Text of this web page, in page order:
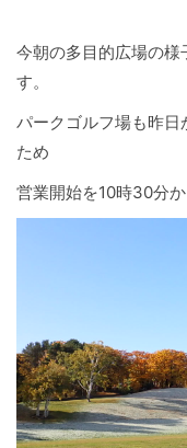
今朝の多目的広場の様
す。
パークゴルフ場も昨日
ため
営業開始を10時30分